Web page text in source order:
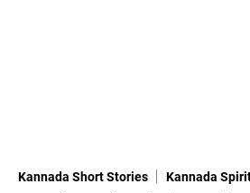
Kannada Short Stories Kannada